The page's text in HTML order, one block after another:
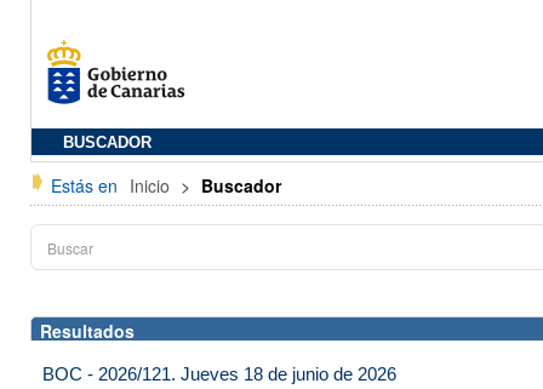
BUSCADOR
Estás en Inicio > Buscador
Resultados
BOC - 2026/121. Jueves 18 de junio de 2026